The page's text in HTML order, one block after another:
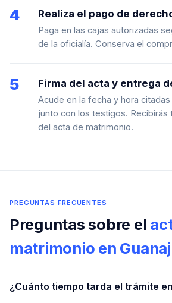
4 Realiza el pago de
Paga en las cajas autorizadas
de la oficialía. Conserva el
5 Firma del acta y entrega
Acude en la fecha y hora
junto con los testigos. Recibirás
del acta de matrimonio.
PREGUNTAS FRECUENTES
Preguntas sobre el
matrimonio en
¿Cuánto tiempo tarda el trámite